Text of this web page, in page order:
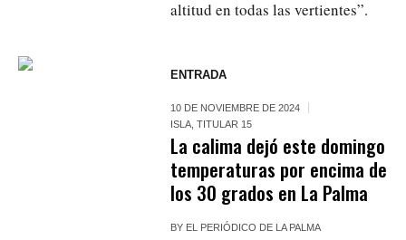
altitud en todas las vertientes”.
ENTRADA
10 DE NOVIEMBRE DE 2024
ISLA ,TITULAR 15
La calima dejó este domingo
temperaturas por encima de
los 30 grados en La Palma
BY EL PERIÓDICO DE LA PALMA